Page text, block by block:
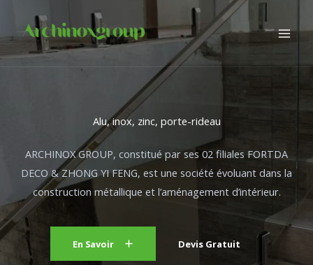
contenu
Alu, inox, zinc, porte-rideau
ARCHINOX GROUP, constitué par ses 02 filiales FORTDA
DECO & ZHONG YI FENG, est une société évoluant dans la
construction métallique et l’aménagement d’intérieur.
En Savoir Devis Gratuit